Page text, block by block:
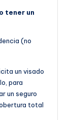
tener un
(no
un visado
para
un seguro
total